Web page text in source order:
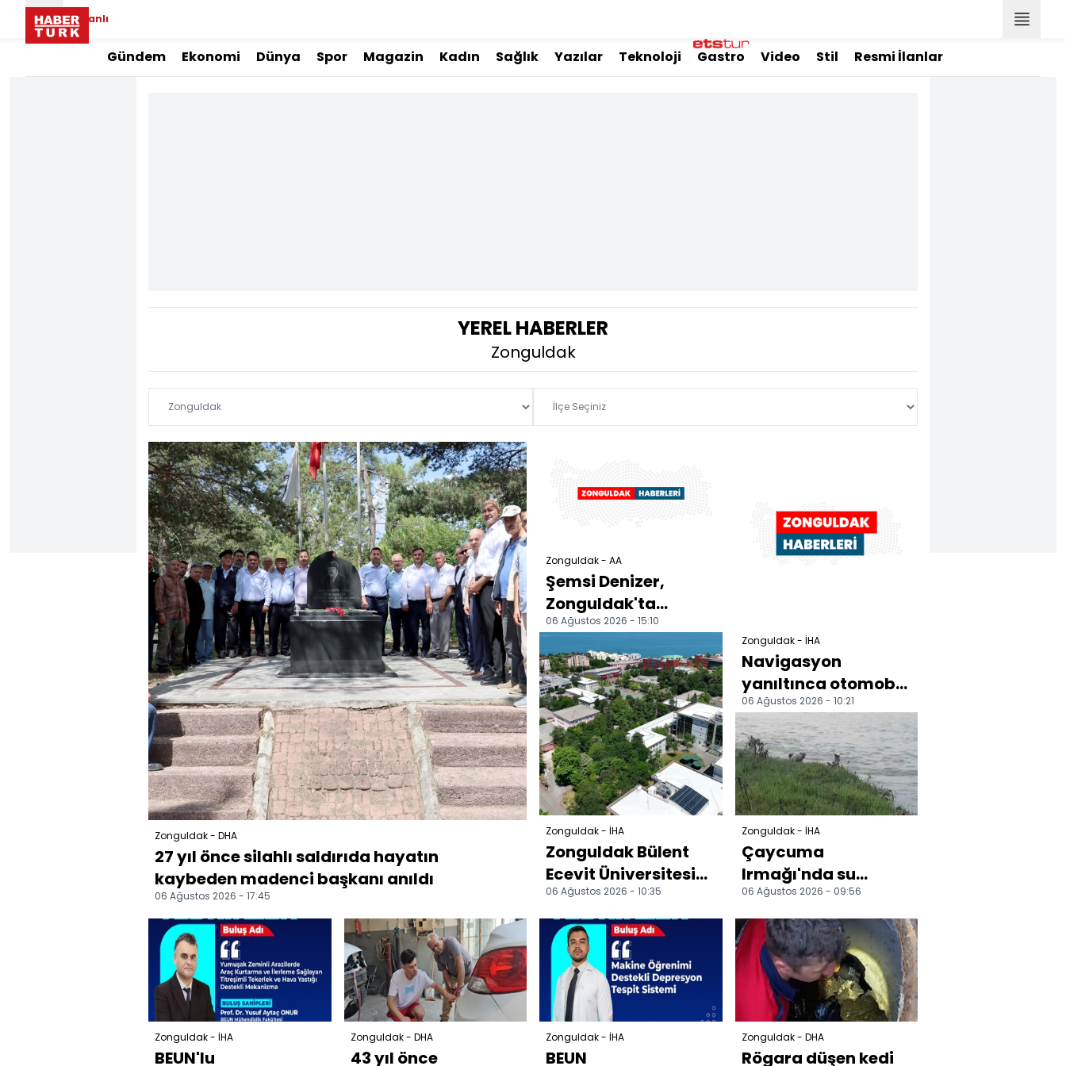
Canlı
Gündem Ekonomi Dünya Spor Magazin Kadın Sağlık Yazılar Teknoloji Gastro Video Stil Resmi İlanlar
YEREL HABERLER
Zonguldak
Zonguldak - DHA
27 yıl önce silahlı saldırıda hayatın
kaybeden madenci başkanı anıldı
06 Ağustos 2026 - 17:45
Zonguldak - AA
Şemsi Denizer,
Zonguldak'ta
mezarı başında
anıldı
06 Ağustos 2026 - 15:10
Zonguldak - İHA
Zonguldak Bülent
Ecevit Üniversitesi
45 sözleşmeli
personel alacak
06 Ağustos 2026 - 10:35
Zonguldak - İHA
Navigasyon
yanıltınca otomobil
merdivenlere çıktı,
faciadan dönüldü
06 Ağustos 2026 - 10:21
Zonguldak - İHA
Çaycuma
Irmağı'nda su
samuru
görüntülendi
06 Ağustos 2026 - 09:56
Zonguldak - İHA
BEUN'lu
Zonguldak - DHA
43 yıl önce
Zonguldak - İHA
BEUN
Zonguldak - DHA
Rögara düşen kedi